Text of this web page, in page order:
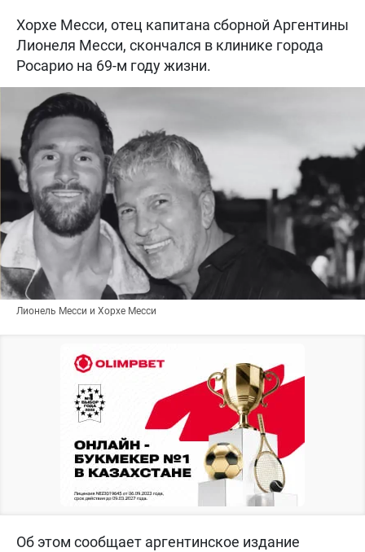
Хорхе Месси, отец капитана сборной Аргентины
Лионеля Месси, скончался в клинике города
Росарио на 69-м году жизни.
Лионель Месси и Хорхе Месси
Об этом сообщает аргентинское издание